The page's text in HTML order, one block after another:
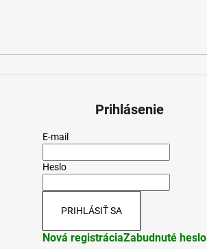
Prihlásenie
E-mail
Heslo
PRIHLÁSIŤ SA
Nová registráciaZabudnuté heslo